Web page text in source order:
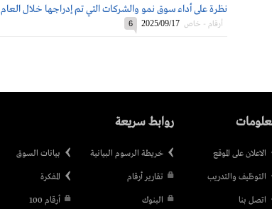
نظرة على أداء سوق نمو والشركات التي تم إدراجها خلال العام
أرقام - خاص 2025/09/17
6
الاعلان على الموقع
التوظيف والتدريب
اتصل بنا
روابط سريعة
خريطة الرسوم البيانية
تقارير أرقام
البنوك
بيانات السوق
المفكرة
أرقام 100